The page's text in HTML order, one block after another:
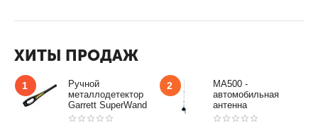
ХИТЫ ПРОДАЖ
1
Ручной
металлодетектор
Garrett SuperWand
2
MA500 -
автомобильная
антенна